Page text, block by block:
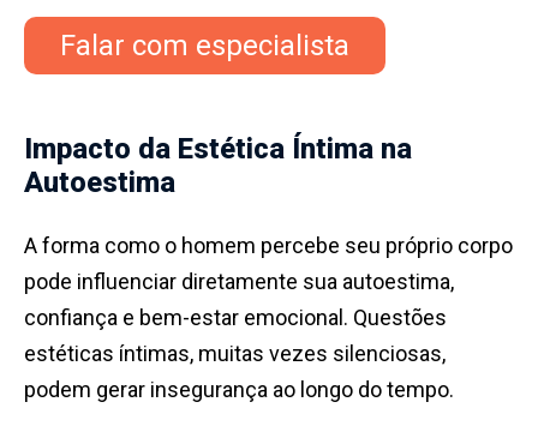
Falar com especialista
Impacto da Estética Íntima na
Autoestima
A forma como o homem percebe seu próprio corpo
pode influenciar diretamente sua autoestima,
confiança e bem-estar emocional. Questões
estéticas íntimas, muitas vezes silenciosas,
podem gerar insegurança ao longo do tempo.